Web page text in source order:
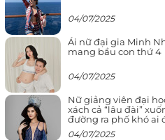
04/07/2025
Ái nữ đại gia Minh
mang bầu con thứ 4
04/07/2025
Nữ giảng viên đại
xách cả “lâu đài”
đường ra phố khó ai
04/07/2025